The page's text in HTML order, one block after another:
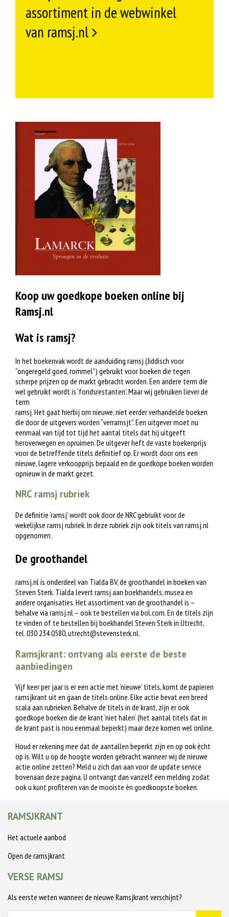
assortiment in de webwinkel
van ramsj.nl
Koop uw goedkope boeken online bij
Ramsj.nl
Wat is ramsj?
In het boekenvak wordt de aanduiding ramsj (Jiddisch voor
“ongeregeld goed, rommel”) gebruikt voor boeken die tegen
scherpe prijzen op de markt gebracht worden. Een andere term die
wel gebruikt wordt is ‘fondsrestanten’. Maar wij gebruiken liever de
term
ramsj. Het gaat hierbij om nieuwe, niet eerder verhandelde boeken
die door de uitgevers worden “verramsjt”. Een uitgever moet nu
eenmaal van tijd tot tijd het aantal titels dat hij uitgeeft
heroverwegen en opruimen. De uitgever heft de vaste boekenprijs
voor de betreffende titels definitief op. Er wordt door ons een
nieuwe, lagere verkoopprijs bepaald en de goedkope boeken worden
opnieuw in de markt gezet.
NRC ramsj rubriek
De definitie ‘ramsj’ wordt ook door de NRC gebruikt voor de
wekelijkse ramsj rubriek. In deze rubriek zijn ook titels van ramsj.nl
opgenomen.
De groothandel
ramsj.nl is onderdeel van Tialda BV, de groothandel in boeken van
Steven Sterk. Tialda levert ramsj aan boekhandels, musea en
andere organisaties. Het assortiment van de groothandel is –
behalve via ramsj.nl – ook te bestellen via bol.com. En de titels zijn
te vinden of te bestellen bij boekhandel Steven Sterk in Utrecht,
tel. 030 234 0580,utrecht@stevensterk.nl.
Ramsjkrant: ontvang als eerste de beste
aanbiedingen
Vijf keer per jaar is er een actie met ‘nieuwe’ titels, komt de papieren
ramsjkrant uit en gaan de titels online. Elke actie bevat een breed
scala aan rubrieken. Behalve de titels in de krant, zijn er ook
goedkope boeken die de krant ‘niet halen’ (het aantal titels dat in
de krant past is nou eenmaal beperkt) maar deze komen wel online.
Houd er rekening mee dat de aantallen beperkt zijn en op ook ècht
op is. Wilt u op de hoogte worden gebracht wanneer wij de nieuwe
actie online zetten? Meld u zich dan aan voor de update service
bovenaan deze pagina. U ontvangt dan vanzelf een melding zodat
ook u kunt profiteren van de mooiste èn goedkoopste boeken.
RAMSJKRANT
Het actuele aanbod
Open de ramsjkrant
VERSE RAMSJ
Als eerste weten wanneer de nieuwe Ramsjkrant verschijnt?